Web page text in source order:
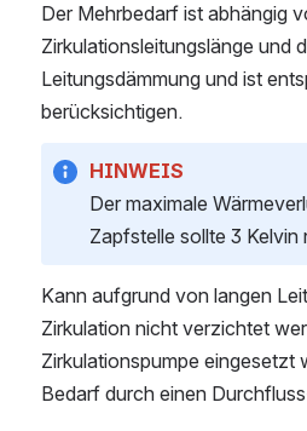
Der Mehrbedarf ist abhängig
Zirkulationsleitungslänge und
Leitungsdämmung und ist
berücksichtigen.
HINWEIS
Der maximale
Zapfstelle sollte 3 Kelvin
Kann aufgrund von langen
Zirkulation nicht verzichtet
Zirkulationspumpe eingesetzt
Bedarf durch einen